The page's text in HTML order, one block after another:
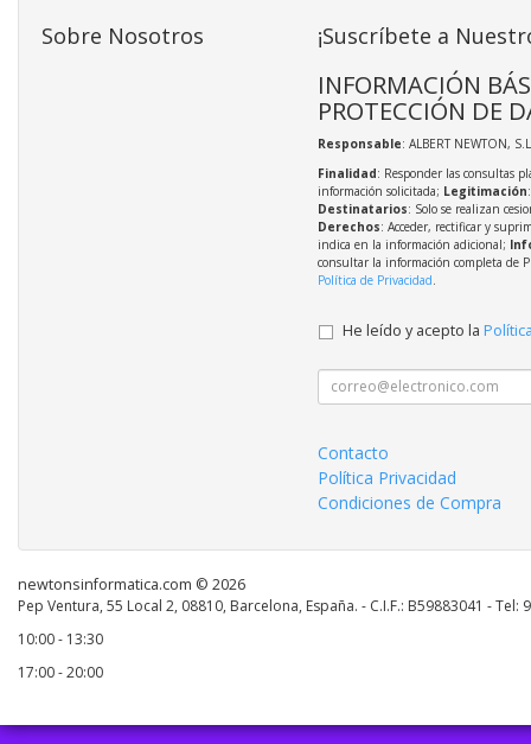
Sobre Nosotros ¡Suscríbete a
INFORMACIÓN
PROTECCIÓN DE
Responsable: ALBERT NEWTON,
Finalidad: Responder las consultas
información solicitada; Legitimación
Destinatarios: Solo se realizan
Derechos: Acceder, rectificar y
indica en la información adicional;
consultar la información completa de
Política de Privacidad.
He leído y acepto la
Contacto
Política Privacidad
Condiciones de Compra
newtonsinformatica.com © 2026
Pep Ventura, 55 Local 2, 08810, Barcelona, España. - C.I.F.: B59883041 - Tel:
10:00 - 13:30
17:00 - 20:00